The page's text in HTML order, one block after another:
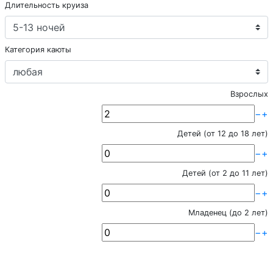
Длительность круиза
Категория каюты
Взрослых
−+
Детей (от 12 до 18 лет)
−+
Детей (от 2 до 11 лет)
−+
Младенец (до 2 лет)
−+